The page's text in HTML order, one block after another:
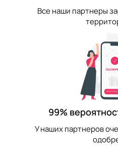
Все наши партнеры
99%
У наших партнеров